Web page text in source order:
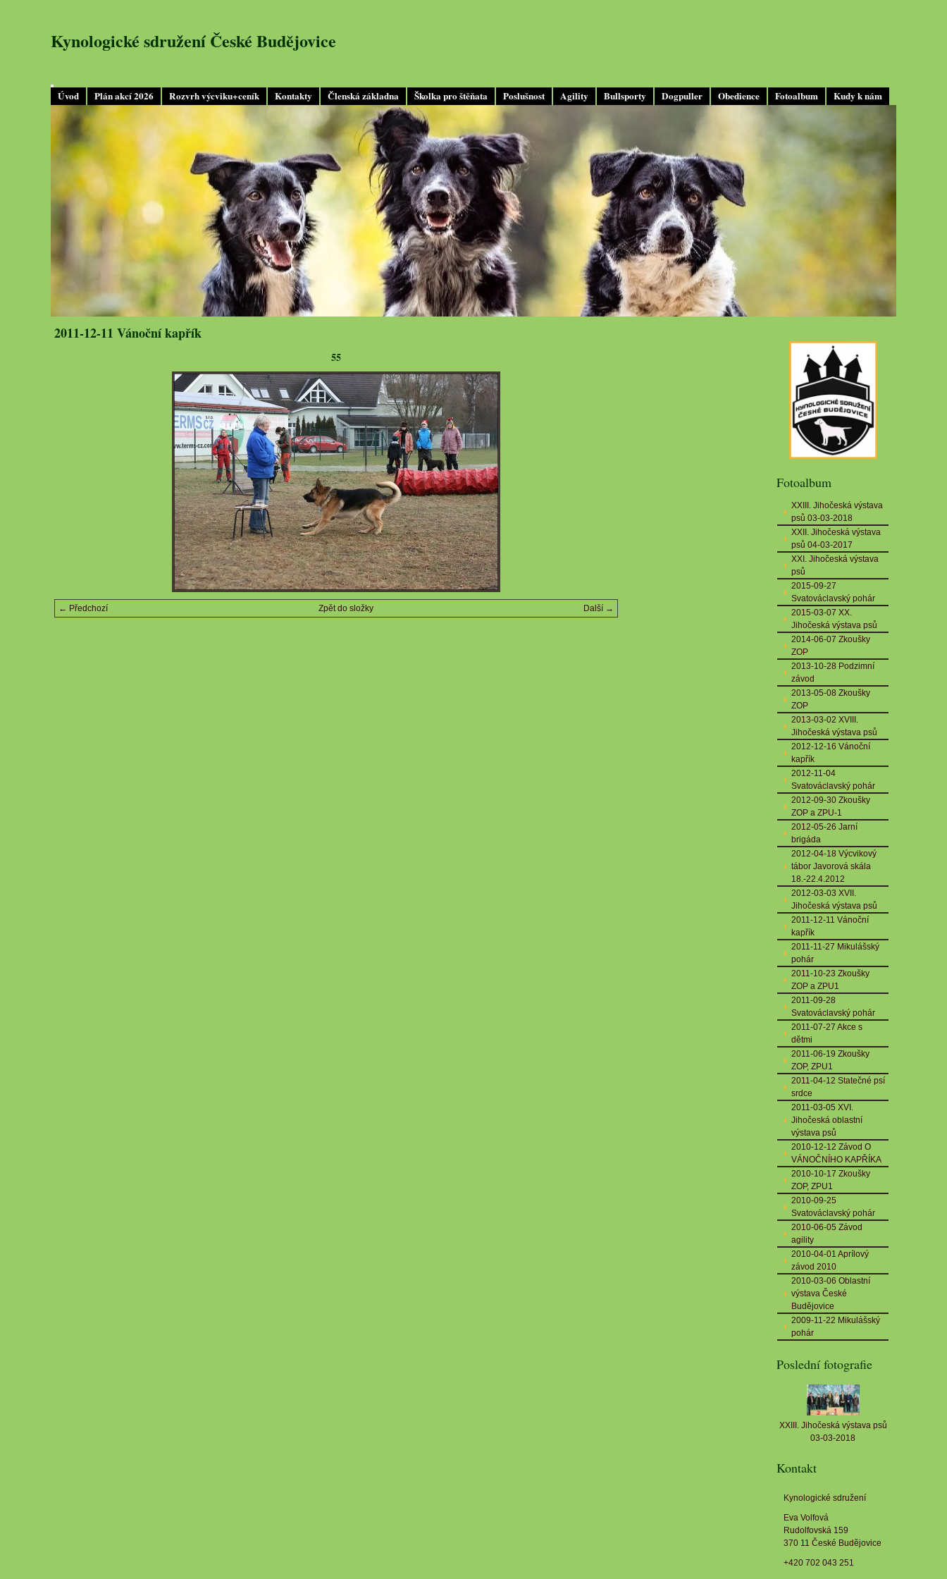
Úvod Plán akcí 2026 Rozvrh výcviku+ceník Kontakty Členská základna Školka pro štěňata Poslušnost Agility Bullsporty Dogpuller Obedience Fotoalbum Kudy k nám
Kynologické sdružení České Budějovice
2011-12-11 Vánoční kapřík
55
← Předchozí Další →
Zpět do složky
Fotoalbum
XXIII. Jihočeská výstava
psů 03-03-2018
XXII. Jihočeská výstava
psů 04-03-2017
XXI. Jihočeská výstava
psů
2015-09-27
Svatováclavský pohár
2015-03-07 XX.
Jihočeská výstava psů
2014-06-07 Zkoušky
ZOP
2013-10-28 Podzimní
závod
2013-05-08 Zkoušky
ZOP
2013-03-02 XVIII.
Jihočeská výstava psů
2012-12-16 Vánoční
kapřík
2012-11-04
Svatováclavský pohár
2012-09-30 Zkoušky
ZOP a ZPU-1
2012-05-26 Jarní
brigáda
2012-04-18 Výcvikový
tábor Javorová skála
18.-22.4.2012
2012-03-03 XVII.
Jihočeská výstava psů
2011-12-11 Vánoční
kapřík
2011-11-27 Mikulášský
pohár
2011-10-23 Zkoušky
ZOP a ZPU1
2011-09-28
Svatováclavský pohár
2011-07-27 Akce s
dětmi
2011-06-19 Zkoušky
ZOP, ZPU1
2011-04-12 Statečné psí
srdce
2011-03-05 XVI.
Jihočeská oblastní
výstava psů
2010-12-12 Závod O
VÁNOČNÍHO KAPŘÍKA
2010-10-17 Zkoušky
ZOP, ZPU1
2010-09-25
Svatováclavský pohár
2010-06-05 Závod
agility
2010-04-01 Aprílový
závod 2010
2010-03-06 Oblastní
výstava České
Budějovice
2009-11-22 Mikulášský
pohár
Poslední fotografie
XXIII. Jihočeská výstava psů
03-03-2018
Kontakt
Kynologické sdružení
Eva Volfová
Rudolfovská 159
370 11 České Budějovice
+420 702 043 251